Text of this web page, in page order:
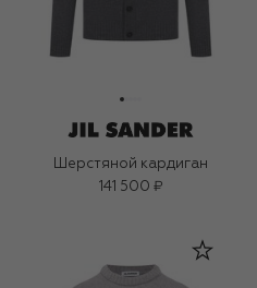
Шерстяной кардиган
141 500 ₽